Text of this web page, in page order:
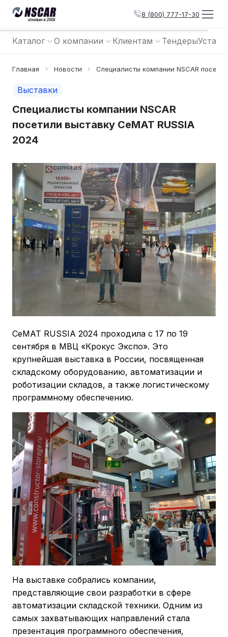
8 (800) 777-17-30
Каталог О компании Клиентам Тендеры
Главная Новости Специалисты компании NSCAR
Выставки
Специалисты компании NSCAR
посетили выставку CeMAT RUSSIA
2024
CeMAT RUSSIA 2024 проходила с 17 по 19
сентября в МВЦ «Крокус Экспо». Это
крупнейшая выставка в России, посвященная
складскому оборудованию, автоматизации и
роботизации складов, а также логистическому
программному обеспечению.
На выставке собрались компании,
представляющие свои разработки в сфере
автоматизации складской техники. Одним из
самых захватывающих направлений стала
презентация программного обеспечения,